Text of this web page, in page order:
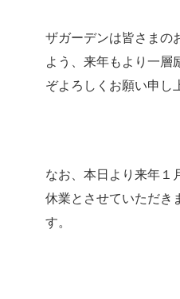
ザガーデンは皆さまの
よう、来年もより一層
ぞよろしくお願い申し
なお、本日より来年１
休業とさせていただき
す。